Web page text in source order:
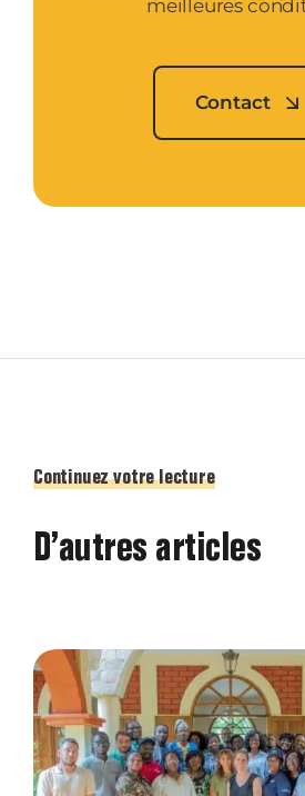
meilleures
Contact
Continuez votre lecture
D’autres articles